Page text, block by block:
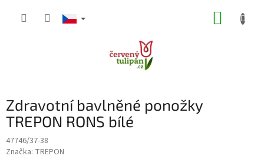
Zdravotní bavlněné ponožky
TREPON RONS bílé
47746/37-38
Značka: TREPON